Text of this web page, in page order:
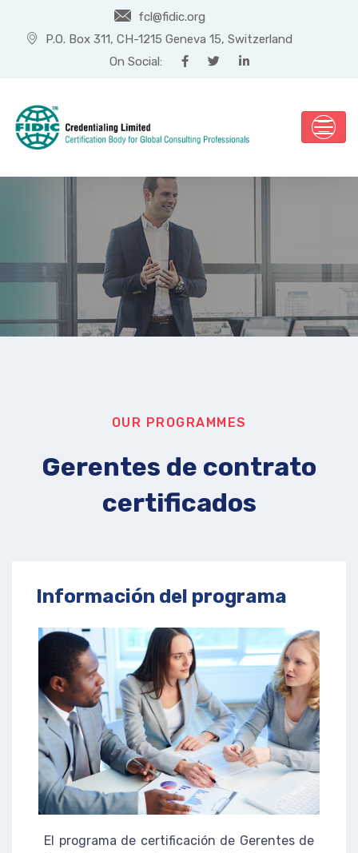
fcl@fidic.org
P.O. Box 311, CH-1215 Geneva 15, Switzerland
On Social:
Programa de
certificación para
Gerentes de contrato
OUR PROGRAMMES
Gerentes de contrato
certificados
Información del programa
El programa de certificación de Gerentes de